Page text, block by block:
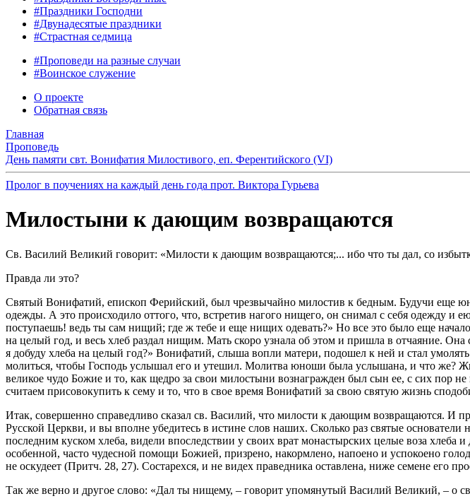
#Праздники Господни
#Двунадесятые праздники
#Страстная седмица
#Проповеди на разные случаи
#Воинское служение
О проекте
Обратная связь
Главная
Проповедь
День памяти свт. Вонифатия Милостивого, еп. Ферентийского (VI)
Пролог в поучениях на каждый день года прот. Виктора Гурьева
Милостыни к дающим возвращаются
Св. Василий Великий говорит: «Милости к дающим возвращаются;... ибо что ты дал, со
Правда ли это?
Святый Вонифатий, епископ Ферийский, был чрезвычайно милостив к бедным. Будучи еще
одежды. А это происходило оттого, что, встретив нагого нищего, он снимал с себя одежду и
поступаешь! ведь ты сам нищий; где ж тебе и еще нищих одевать?» Но все это было еще
на целый год, и весь хлеб раздал нищим. Мать скоро узнала об этом и пришла в отчаяние. Она
я добуду хлеба на целый год?» Вонифатий, слыша вопли матери, подошел к ней и стал
молиться, чтобы Господь услышал его и утешил. Молитва юноши была услышана, и что же?
великое чудо Божие и то, как щедро за свои милостыни вознагражден был сын ее, с сих пор
считаем присовокупить к сему и то, что в свое время Вонифатий за свою святую жизнь
Итак, совершенно справедливо сказал св. Василий, что милости к дающим возвращаются. И
Русской Церкви, и вы вполне убедитесь в истине слов наших. Сколько раз святые
последним куском хлеба, видели впоследствии у своих врат монастырских целые воза
особенной, часто чудесной помощи Божией, призрено, накормлено, напоено и успокоено
не оскудеет (Притч. 28, 27). Состарехся, и не видех праведника оставлена, ниже семене его
Так же верно и другое слово: «Дал ты нищему, – говорит упомянутый Василий Великий, – о